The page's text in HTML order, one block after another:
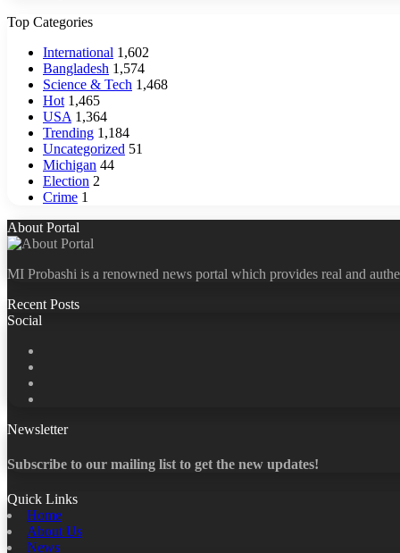
Top Categories
International 1,602
Bangladesh 1,574
Science & Tech 1,468
Hot 1,465
USA 1,364
Trending 1,184
Uncategorized 51
Michigan 44
Election 2
Crime 1
About Portal
MI Probashi is a renowned news portal which provides real and
Recent Posts
Social
Newsletter
Subscribe to our mailing list to get the new updates!
Quick Links
Home
About Us
News